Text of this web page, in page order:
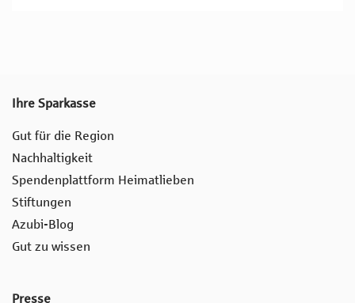
Ihre Sparkasse
Gut für die Region
Nachhaltigkeit
Spendenplattform Heimatlieben
Stiftungen
Azubi-Blog
Gut zu wissen
Presse